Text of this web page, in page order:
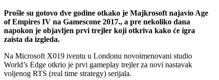
Prošle su gotovo dve godine otkako je Majkrosoft najavio Age
of Empires IV na Gamescone 2017., a pre nekoliko dana
napokon je objavljen prvi trejler koji otkriva kako će igra
zaista da izgleda.
Na Microsoft X019 iventu u Londonu novoimenovani studio
World’s Edge otkrio je prvi gameplay trejler za novi nastavak
voljenog RTS (real time strategy) serijala.